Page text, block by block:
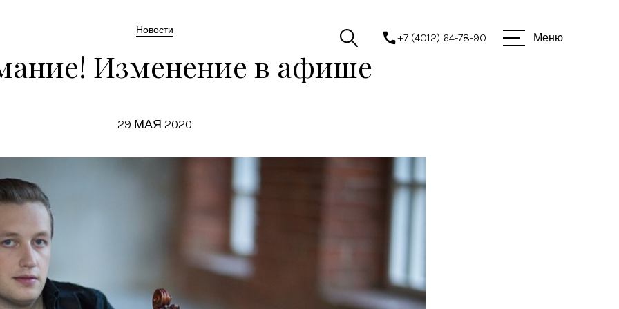
+7 (4012) 64-78-90 Меню
Новости
Изменение в афише
29 МАЯ 2020